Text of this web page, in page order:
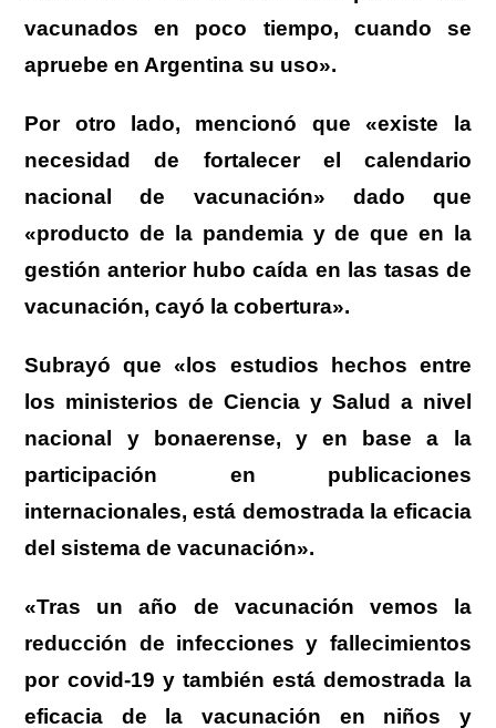
vacunados en poco tiempo, cuando se
apruebe en Argentina su uso».
Por otro lado, mencionó que «existe la
necesidad de fortalecer el calendario
nacional de vacunación» dado que
«producto de la pandemia y de que en la
gestión anterior hubo caída en las tasas de
vacunación, cayó la cobertura».
Subrayó que «los estudios hechos entre
los ministerios de Ciencia y Salud a nivel
nacional y bonaerense, y en base a la
participación en publicaciones
internacionales, está demostrada la eficacia
del sistema de vacunación».
«Tras un año de vacunación vemos la
reducción de infecciones y fallecimientos
por covid-19 y también está demostrada la
eficacia de la vacunación en niños y